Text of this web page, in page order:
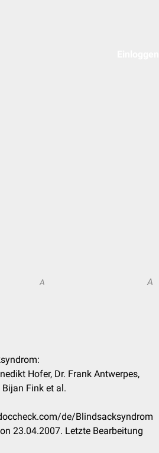
A A
Hofer, Dr. Frank Antwerpes,
Fink et al.
de/Blindsacksyndrom
23.04.2007. Letzte Bearbeitung